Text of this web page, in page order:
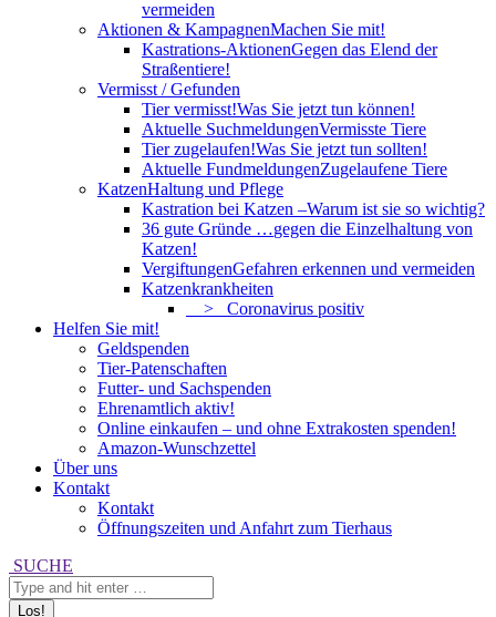
vermeiden
Aktionen & KampagnenMachen Sie mit!
Kastrations-AktionenGegen das Elend der
Straßentiere!
Vermisst / Gefunden
Tier vermisst!Was Sie jetzt tun können!
Aktuelle SuchmeldungenVermisste Tiere
Tier zugelaufen!Was Sie jetzt tun sollten!
Aktuelle FundmeldungenZugelaufene Tiere
KatzenHaltung und Pflege
Kastration bei Katzen –Warum ist sie so wichtig?
36 gute Gründe …gegen die Einzelhaltung von
Katzen!
VergiftungenGefahren erkennen und vermeiden
Katzenkrankheiten
> Coronavirus positiv
Helfen Sie mit!
Geldspenden
Tier-Patenschaften
Futter- und Sachspenden
Ehrenamtlich aktiv!
Online einkaufen – und ohne Extrakosten spenden!
Amazon-Wunschzettel
Über uns
Kontakt
Kontakt
Öffnungszeiten und Anfahrt zum Tierhaus
Search:
SUCHE